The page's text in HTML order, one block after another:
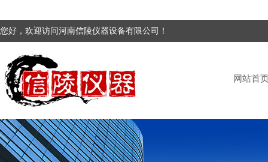
您好，欢迎访问河南信陵仪器设备有限公司！
网站首